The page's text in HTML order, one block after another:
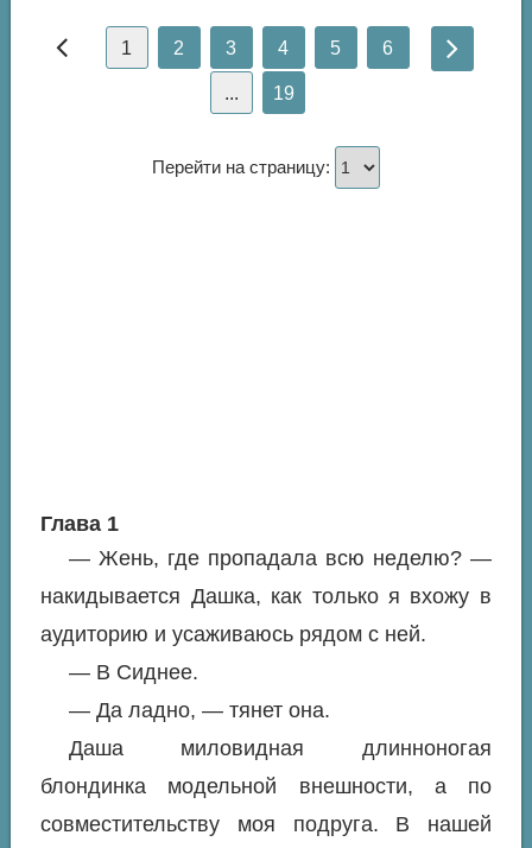
1 2 3 4 5 6
... 19
Перейти на страницу:
Глава 1
— Жень, где пропадала всю неделю? —
накидывается Дашка, как только я вхожу в
аудиторию и усаживаюсь рядом с ней.
— В Сиднее.
— Да ладно, — тянет она.
Даша миловидная длинноногая
блондинка модельной внешности, а по
совместительству моя подруга. В нашей